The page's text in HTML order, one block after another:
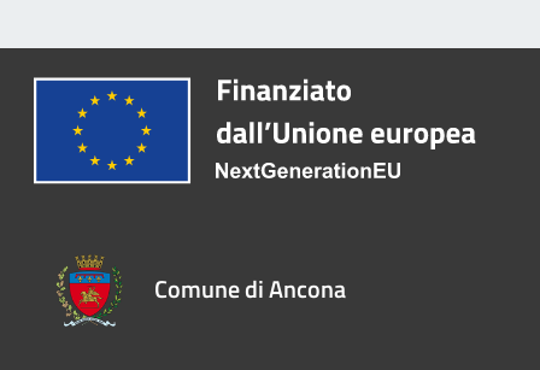
Comune di Ancona